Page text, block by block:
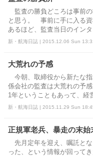
監査の勝負どころは事前
と思う。 事前に手に入る
あるほど、監査当日のイン
新・航海日誌 | 2015.12.06 Sun
大荒れの予感
今朝、取締役から新たな
係会社の監査は大荒れの予
1年ということもあって、経
新・航海日誌 | 2015.11.29 Sun
正規軍老兵、暴走の末始
先月定年を迎え、嘱託とな
った、という情報が回って